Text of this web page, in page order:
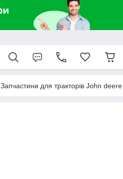
Запчастини для тракторів John deere